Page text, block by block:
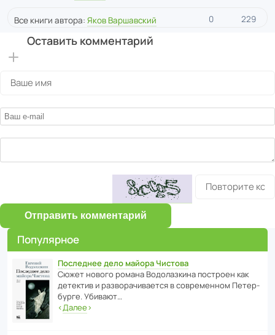
Все книги автора: Яков Варшавский 0 229
Оставить комментарий
Отправить комментарий
Популярное
Последнее дело майора Чистова
Сюжет нового романа Водо­ла­з­кина пост­роен как
дете­ктив и разво­ра­чи­ва­ется в совре­менном Пете­р­
бурге. Убивают…
‹Далее›